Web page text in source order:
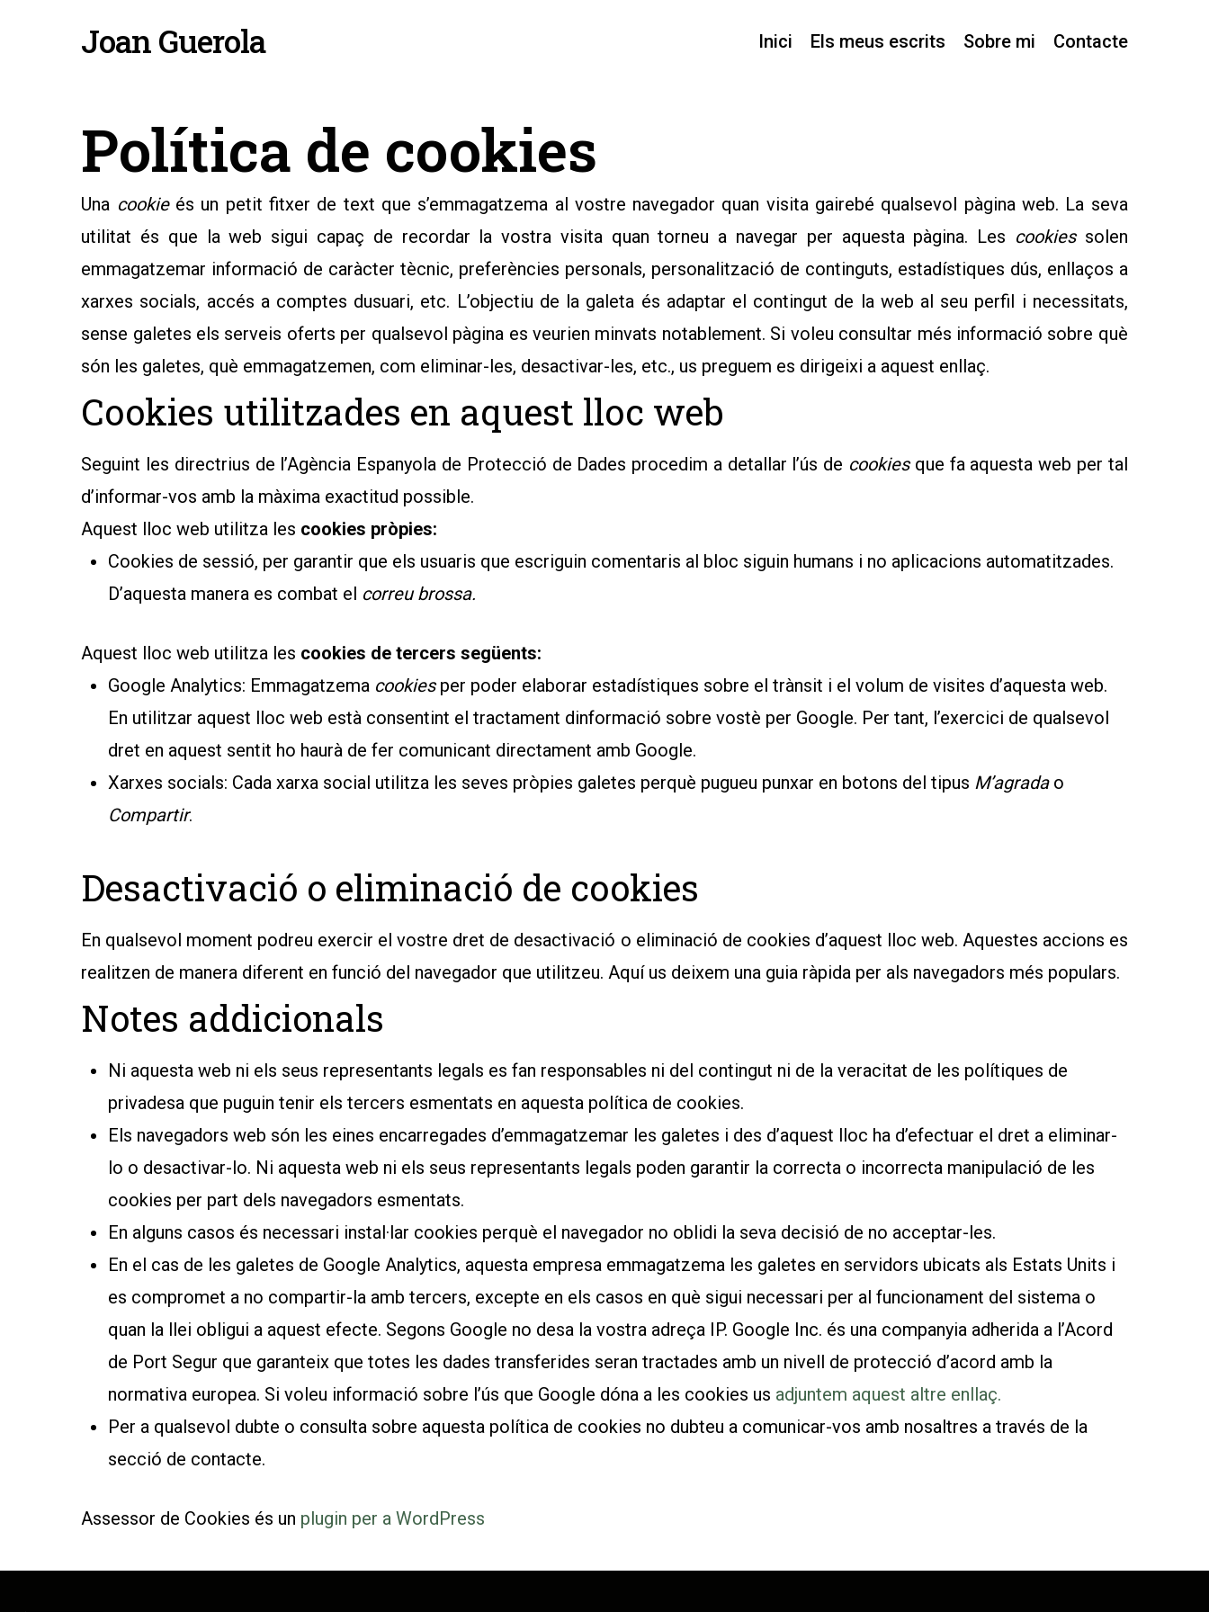
Joan Guerola Inici Els meus escrits Sobre mi Contacte
Política de cookies
Una cookieés un petit fitxer de text que s’emmagatzema al vostre navegador quan visita gairebé qualsevol pàgina web. La seva
utilitat és que la web sigui capaç de recordar la vostra visita quan torneu a navegar per aquesta pàgina. Les cookiessolen
emmagatzemar informació de caràcter tècnic, preferències personals, personalització de continguts, estadístiques dús, enllaços a
xarxes socials, accés a comptes dusuari, etc. L’objectiu de la galeta és adaptar el contingut de la web al seu perfil i necessitats,
sense galetes els serveis oferts per qualsevol pàgina es veurien minvats notablement. Si voleu consultar més informació sobre què
són les galetes, què emmagatzemen, com eliminar-les, desactivar-les, etc., us preguem es dirigeixi a aquest enllaç.
Cookies utilitzades en aquest lloc web
Seguint les directrius de l’Agència Espanyola de Protecció de Dades procedim a detallar l’ús de cookiesque fa aquesta web per tal
d’informar-vos amb la màxima exactitud possible.
Aquest lloc web utilitza les cookies pròpies:
Cookies de sessió, per garantir que els usuaris que escriguin comentaris al bloc siguin humans i no aplicacions automatitzades.
D’aquesta manera es combat el correu brossa.
Aquest lloc web utilitza les cookies de tercers següents:
Google Analytics: Emmagatzema cookiesper poder elaborar estadístiques sobre el trànsit i el volum de visites d’aquesta web.
En utilitzar aquest lloc web està consentint el tractament dinformació sobre vostè per Google. Per tant, l’exercici de qualsevol
dret en aquest sentit ho haurà de fer comunicant directament amb Google.
Xarxes socials: Cada xarxa social utilitza les seves pròpies galetes perquè pugueu punxar en botons del tipus M’agradao
Compartir.
Desactivació o eliminació de cookies
En qualsevol moment podreu exercir el vostre dret de desactivació o eliminació de cookies d’aquest lloc web. Aquestes accions es
realitzen de manera diferent en funció del navegador que utilitzeu. Aquí us deixem una guia ràpida per als navegadors més populars.
Notes addicionals
Ni aquesta web ni els seus representants legals es fan responsables ni del contingut ni de la veracitat de les polítiques de
privadesa que puguin tenir els tercers esmentats en aquesta política de cookies.
Els navegadors web són les eines encarregades d’emmagatzemar les galetes i des d’aquest lloc ha d’efectuar el dret a eliminar-
lo o desactivar-lo. Ni aquesta web ni els seus representants legals poden garantir la correcta o incorrecta manipulació de les
cookies per part dels navegadors esmentats.
En alguns casos és necessari instal·lar cookies perquè el navegador no oblidi la seva decisió de no acceptar-les.
En el cas de les galetes de Google Analytics, aquesta empresa emmagatzema les galetes en servidors ubicats als Estats Units i
es compromet a no compartir-la amb tercers, excepte en els casos en què sigui necessari per al funcionament del sistema o
quan la llei obligui a aquest efecte. Segons Google no desa la vostra adreça IP. Google Inc. és una companyia adherida a l’Acord
de Port Segur que garanteix que totes les dades transferides seran tractades amb un nivell de protecció d’acord amb la
normativa europea. Si voleu informació sobre l’ús que Google dóna a les cookies us adjuntem aquest altre enllaç.
Per a qualsevol dubte o consulta sobre aquesta política de cookies no dubteu a comunicar-vos amb nosaltres a través de la
secció de contacte.
Assessor de Cookies és un plugin per a WordPress